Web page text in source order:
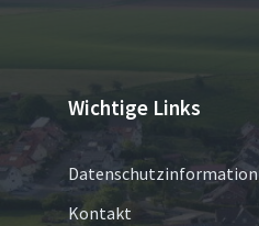
Wichtige Links
Datenschutzinformation
Kontakt